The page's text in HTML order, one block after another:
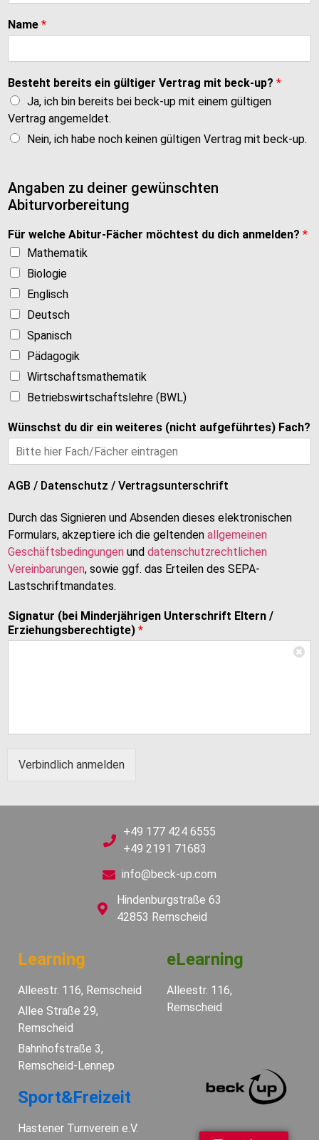
Name *
Besteht bereits ein gültiger Vertrag mit beck-up? *
Ja, ich bin bereits bei beck-up mit einem gültigen
Vertrag angemeldet.
Nein, ich habe noch keinen gültigen Vertrag mit beck-up.
Angaben zu deiner gewünschten
Abiturvorbereitung
Für welche Abitur-Fächer möchtest du dich anmelden? *
Mathematik
Biologie
Englisch
Deutsch
Spanisch
Pädagogik
Wirtschaftsmathematik
Betriebswirtschaftslehre (BWL)
Wünschst du dir ein weiteres (nicht aufgeführtes) Fach?
AGB / Datenschutz / Vertragsunterschrift
Durch das Signieren und Absenden dieses elektronischen
Formulars, akzeptiere ich die geltenden allgemeinen
Geschäftsbedingungen und datenschutzrechtlichen
Vereinbarungen, sowie ggf. das Erteilen des SEPA-
Lastschriftmandates.
Signatur (bei Minderjährigen Unterschrift Eltern /
Erziehungsberechtigte) *
Verbindlich anmelden
+49 177 424 6555
+49 2191 71683
info@beck-up.com
Hindenburgstraße 63
42853 Remscheid
Learning
Alleestr. 116, Remscheid
Allee Straße 29,
Remscheid
Bahnhofstraße 3,
Remscheid-Lennep
eLearning
Alleestr. 116,
Remscheid
Sport&Freizeit
Hastener Turnverein e.V.